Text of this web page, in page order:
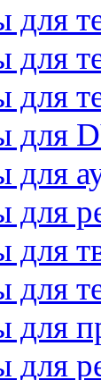
для
для
для
для
для
для
для
для
для
для